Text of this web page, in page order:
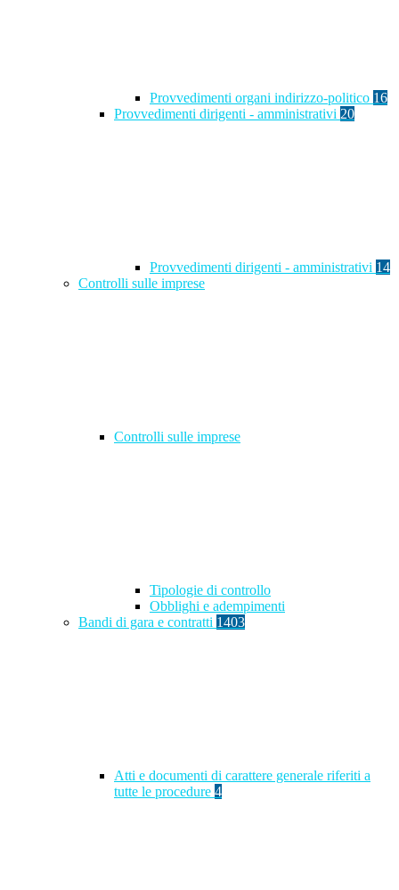
Provvedimenti organi indirizzo-politico 16
Provvedimenti dirigenti - amministrativi 20
Provvedimenti dirigenti - amministrativi 14
Controlli sulle imprese
Controlli sulle imprese
Tipologie di controllo
Obblighi e adempimenti
Bandi di gara e contratti 1403
Atti e documenti di carattere generale riferiti a
tutte le procedure 4